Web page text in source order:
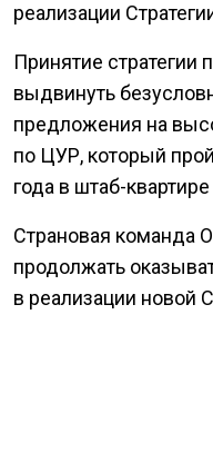
реализации
Принятие стратегии
выдвинуть
предложения на
по ЦУР, который
года в штаб-
Страновая команда
продолжать
в реализации новой